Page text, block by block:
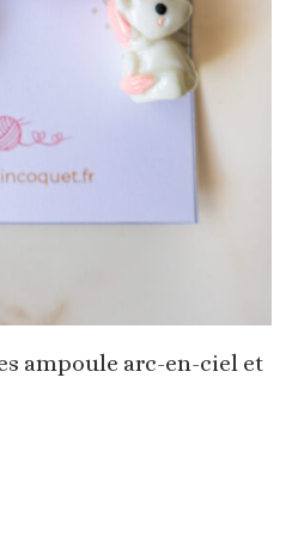
ampoule arc-en-ciel et